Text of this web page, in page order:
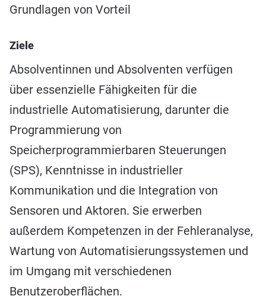
Grundlagen von Vorteil
Ziele
Absolventinnen und Absolventen verfügen
über essenzielle Fähigkeiten für die
industrielle Automatisierung, darunter die
Programmierung von
Speicherprogrammierbaren Steuerungen
(SPS), Kenntnisse in industrieller
Kommunikation und die Integration von
Sensoren und Aktoren. Sie erwerben
außerdem Kompetenzen in der Fehleranalyse,
Wartung von Automatisierungssystemen und
im Umgang mit verschiedenen
Benutzeroberflächen.